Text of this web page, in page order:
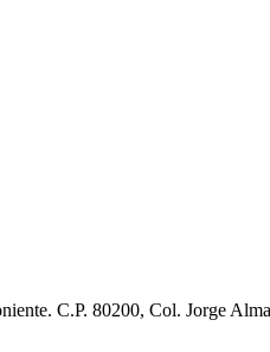
C.P. 80200, Col. Jorge